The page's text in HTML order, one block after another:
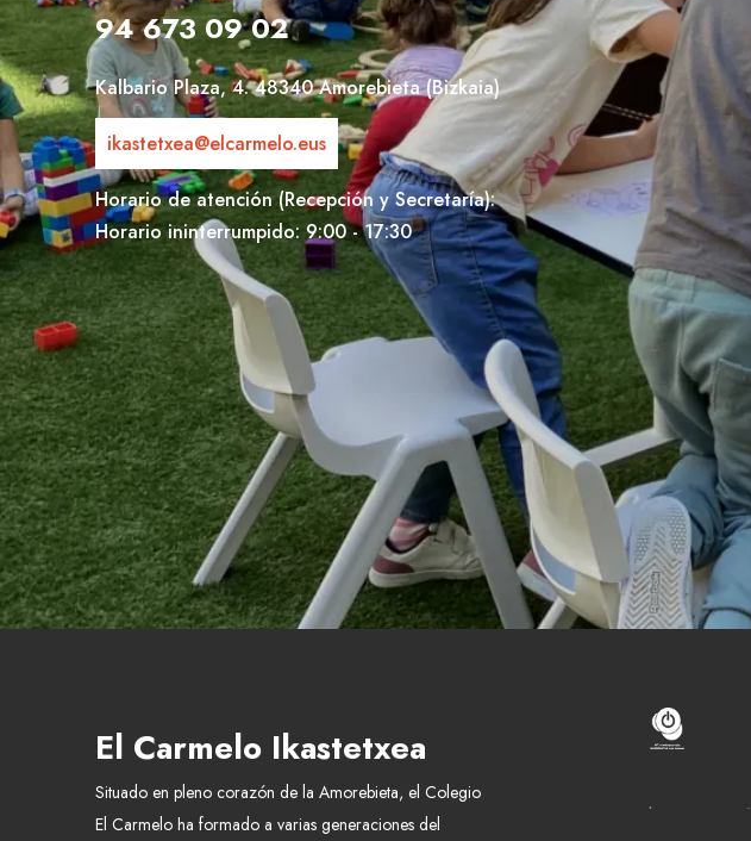
94 673 09 02
Kalbario Plaza, 4. 48340 Amorebieta (Bizkaia)
ikastetxea@elcarmelo.eus
Horario de atención (Recepción y Secretaría):
Horario ininterrumpido: 9:00 - 17:30
El Carmelo Ikastetxea
Situado en pleno corazón de la Amorebieta, el Colegio
El Carmelo ha formado a varias generaciones del